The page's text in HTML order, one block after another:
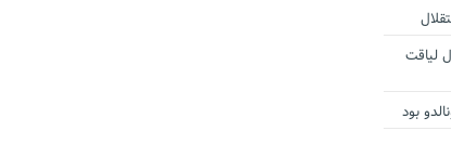
لیاقت
بود